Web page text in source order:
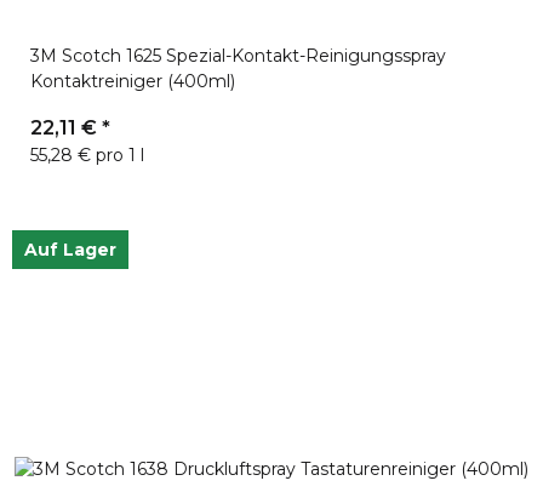
3M Scotch 1625 Spezial-Kontakt-Reinigungsspray
Kontaktreiniger (400ml)
22,11 € *
55,28 € pro 1 l
Auf Lager